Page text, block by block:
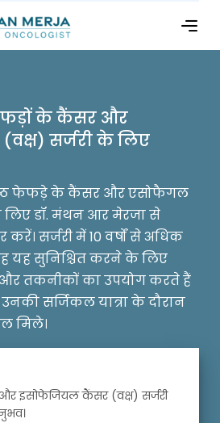
के कैंसर और
सर्जरी के लिए
फेफड़े के कैंसर और एसोफैगल
लिए डॉ. मंथन आर मेरजा से
करें। सर्जरी में 10 वर्षों से अधिक
सुनिश्चित करने के लिए
तकनीकों का उपयोग करते हैं
सर्जिकल यात्रा के दौरान
मिले।
इसोफेजियल कैंसर (वक्ष) सर्जरी